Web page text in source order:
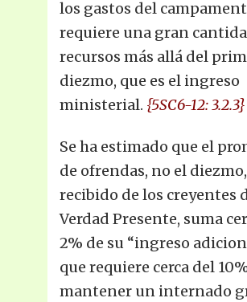
los gastos del
requiere una gran
recursos más allá del
diezmo, que es el ingreso
ministerial. {5SC6-12: 3.2.3}
Se ha estimado que el
de ofrendas, no el diezmo,
recibido de los creyentes
Verdad Presente, suma
2% de su “ingreso
que requiere cerca del
mantener un internado